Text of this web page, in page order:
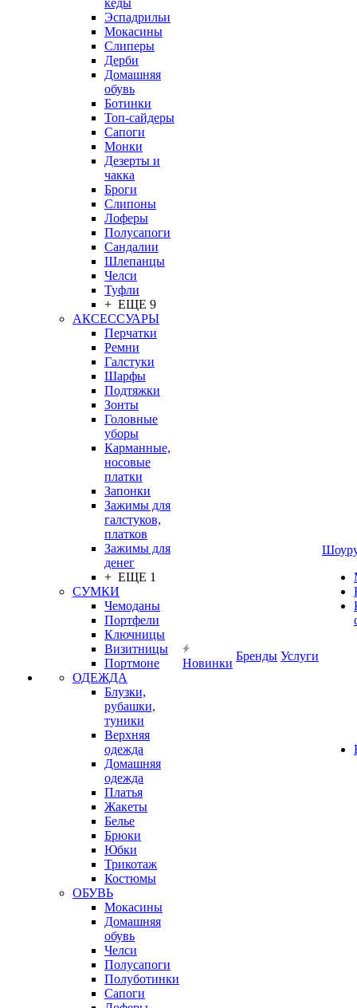
кеды
Эспадрильи
Мокасины
Слиперы
Дерби
Домашняя
обувь
Ботинки
Топ-сайдеры
Сапоги
Монки
Дезерты и
чакка
Броги
Слипоны
Лоферы
Полусапоги
Сандалии
Шлепанцы
Челси
Туфли
+ ЕЩЕ 9
АКСЕССУАРЫ
Перчатки
Ремни
Галстуки
Шарфы
Подтяжки
Зонты
Головные
уборы
Карманные,
носовые
платки
Запонки
Зажимы для
галстуков,
платков
Зажимы для
денег
+ ЕЩЕ 1
СУМКИ
Чемоданы
Портфели
Ключницы
Визитницы
Портмоне
ОДЕЖДА
Блузки,
рубашки,
туники
Верхняя
одежда
Домашняя
одежда
Платья
Жакеты
Белье
Брюки
Юбки
Трикотаж
Костюмы
ОБУВЬ
Мокасины
Домашняя
обувь
Челси
Полусапоги
Полуботинки
Сапоги
Новинки
Бренды Услуги